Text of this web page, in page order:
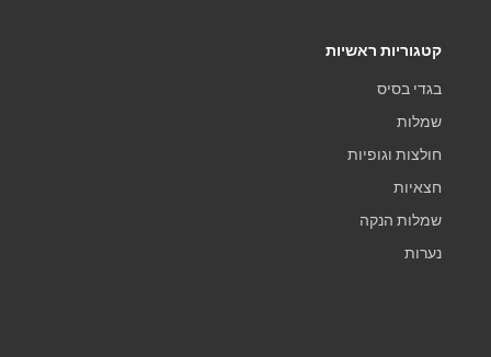
קטגוריות ראשיות
בגדי בסיס
שמלות
חולצות וגופיות
חצאיות
שמלות הנקה
נערות